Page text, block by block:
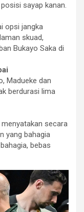
sayap kanan.
opsi jangka
skuad,
Bukayo Saka di
Madueke dan
berdurasi lima
secara
yang bahagia
bebas